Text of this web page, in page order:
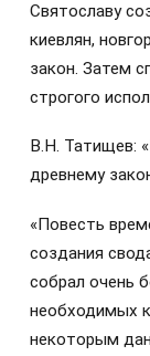
Святославу
киевлян,
закон. Затем
строгого
В.Н. Татищев:
древнему
«Повесть
создания
собрал очень
необходимых
некоторым